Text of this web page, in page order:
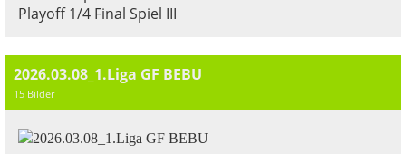
Playoff 1/4 Final Spiel III
2026.03.08_1.Liga GF BEBU
15 Bilder